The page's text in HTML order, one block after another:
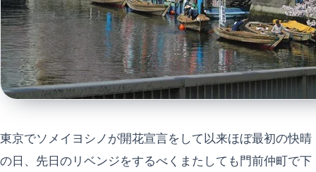
東京でソメイヨシノが開花宣言をして以来ほぼ最初の快晴
の日、先日のリベンジをするべくまたしても門前仲町で下